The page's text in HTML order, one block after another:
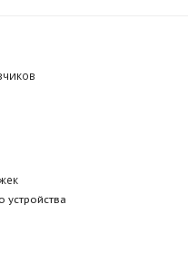
устройства